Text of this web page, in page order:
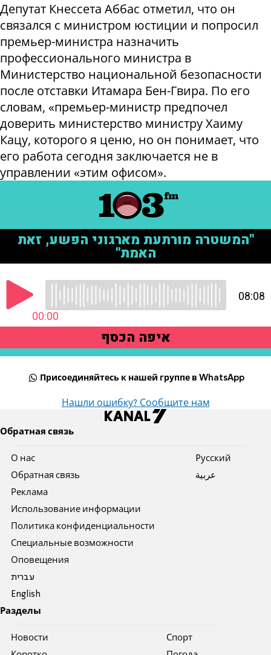
Депутат Кнессета Аббас отметил, что он
связался с министром юстиции и попросил
премьер-министра назначить
профессионального министра в
Министерство национальной безопасности
после отставки Итамара Бен-Гвира. По его
словам, «премьер-министр предпочел
доверить министерство министру Хаиму
Кацу, которого я ценю, но он понимает, что
его работа сегодня заключается не в
управлении «этим офисом».
Присоединяйтесь к нашей группе в WhatsApp
Нашли ошибку? Сообщите нам
Обратная связь
О нас
Обратная связь
Реклама
Использование информации
Политика конфиденциальности
Специальные возможности
Оповещения
עברית
English
Pусский
عربية
Разделы
Новости
Спорт